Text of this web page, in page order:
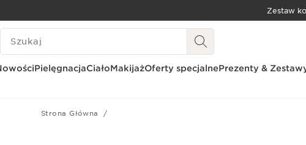
PRZEJDŹ DO TREŚCI
Zestaw
HISTORIA WYSZUKIWANIA
PielęgnacjaCiałoMakijażOferty specjalnePrezenty &
Strona Główna